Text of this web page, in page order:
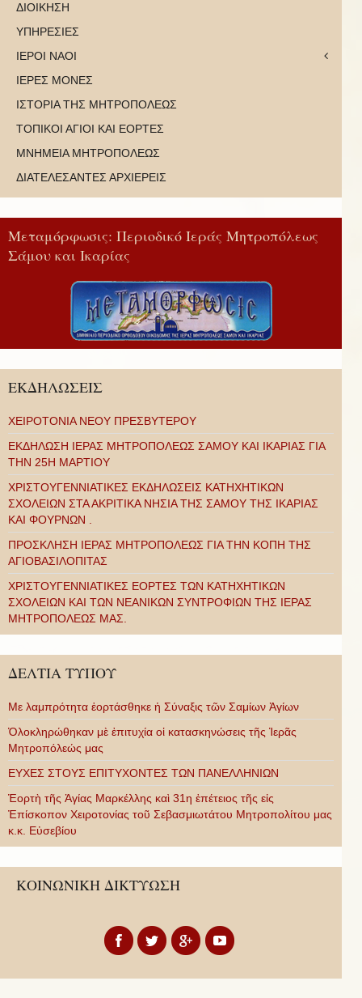
ΔΙΟΙΚΗΣΗ
ΥΠΗΡΕΣΙΕΣ
ΙΕΡΟΙ ΝΑΟΙ
ΙΕΡΕΣ ΜΟΝΕΣ
ΙΣΤΟΡΙΑ ΤΗΣ ΜΗΤΡΟΠΟΛΕΩΣ
ΤΟΠΙΚΟΙ ΑΓΙΟΙ ΚΑΙ ΕΟΡΤΕΣ
ΜΝΗΜΕΙΑ ΜΗΤΡΟΠΟΛΕΩΣ
ΔΙΑΤΕΛΕΣΑΝΤΕΣ ΑΡΧΙΕΡΕΙΣ
Μεταμόρφωσις: Περιοδικό Ιεράς Μητροπόλεως
Σάμου και Ικαρίας
ΕΚΔΗΛΩΣΕΙΣ
ΧΕΙΡΟΤΟΝΙΑ ΝΕΟΥ ΠΡΕΣΒΥΤΕΡΟΥ
ΕΚΔΗΛΩΣΗ ΙΕΡΑΣ ΜΗΤΡΟΠΟΛΕΩΣ ΣΑΜΟΥ ΚΑΙ ΙΚΑΡΙΑΣ ΓΙΑ
ΤΗΝ 25Η ΜΑΡΤΙΟΥ
ΧΡΙΣΤΟΥΓΕΝΝΙΑΤΙΚΕΣ ΕΚΔΗΛΩΣΕΙΣ ΚΑΤΗΧΗΤΙΚΩΝ
ΣΧΟΛΕΙΩΝ ΣΤΑ ΑΚΡΙΤΙΚΑ ΝΗΣΙΑ ΤΗΣ ΣΑΜΟΥ ΤΗΣ ΙΚΑΡΙΑΣ
ΚΑΙ ΦΟΥΡΝΩΝ .
ΠΡΟΣΚΛΗΣΗ ΙΕΡΑΣ ΜΗΤΡΟΠΟΛΕΩΣ ΓΙΑ ΤΗΝ ΚΟΠΗ ΤΗΣ
ΑΓΙΟΒΑΣΙΛΟΠΙΤΑΣ
ΧΡΙΣΤΟΥΓΕΝΝΙΑΤΙΚΕΣ ΕΟΡΤΕΣ ΤΩΝ ΚΑΤΗΧΗΤΙΚΩΝ
ΣΧΟΛΕΙΩΝ ΚΑΙ ΤΩΝ ΝΕΑΝΙΚΩΝ ΣΥΝΤΡΟΦΙΩΝ ΤΗΣ ΙΕΡΑΣ
ΜΗΤΡΟΠΟΛΕΩΣ ΜΑΣ.
ΔΕΛΤΙΑ ΤΥΠΟΥ
Με λαμπρότητα ἑορτάσθηκε ἡ Σύναξις τῶν Σαμίων Ἁγίων
Ὁλοκληρώθηκαν μὲ ἐπιτυχία οἱ κατασκηνώσεις τῆς Ἱερᾶς
Μητροπόλεώς μας
ΕΥΧΕΣ ΣΤΟΥΣ ΕΠΙΤΥΧΟΝΤΕΣ ΤΩΝ ΠΑΝΕΛΛΗΝΙΩΝ
Ἑορτὴ τῆς Ἁγίας Μαρκέλλης καὶ 31η ἐπέτειος τῆς εἰς
Ἐπίσκοπον Χειροτονίας τοῦ Σεβασμιωτάτου Μητροπολίτου μας
κ.κ. Εὐσεβίου
ΚΟΙΝΩΝΙΚΗ ΔΙΚΤΥΩΣΗ